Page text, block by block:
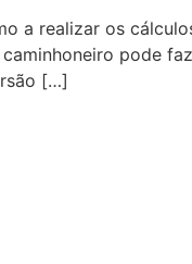
a realizar os
pode
[…]